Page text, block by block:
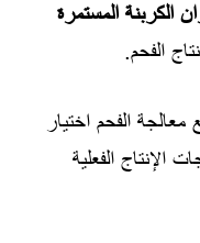
الكربنة المستمرة
الفحم.
الفحم اختيار
الإنتاج الفعلية